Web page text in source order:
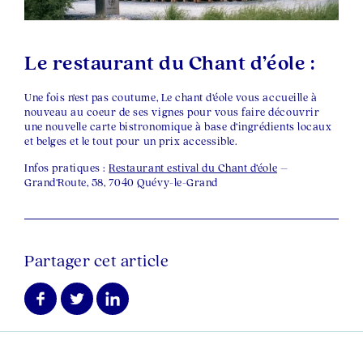
Le restaurant du Chant d’éole :
Une fois n’est pas coutume, Le chant d’éole vous accueille à
nouveau au coeur de ses vignes pour vous faire découvrir
une nouvelle carte bistronomique à base d’ingrédients locaux
et belges et le tout pour un prix accessible.
Infos pratiques :Restaurant estival du Chant d’éole –
Grand’Route, 58, 7040 Quévy-le-Grand
Partager cet article